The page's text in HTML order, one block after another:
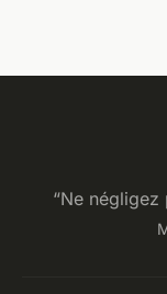
“Ne